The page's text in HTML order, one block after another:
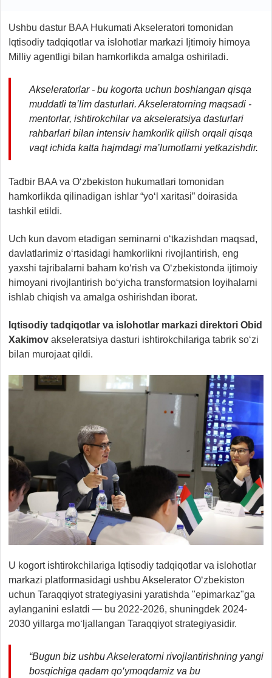
Ushbu dastur BAA Hukumati Akseleratori tomonidan
Iqtisodiy tadqiqotlar va islohotlar markazi Ijtimoiy himoya
Milliy agentligi bilan hamkorlikda amalga oshiriladi.
Akseleratorlar - bu kogorta uchun boshlangan qisqa
muddatli ta’lim dasturlari. Akseleratorning maqsadi -
mentorlar, ishtirokchilar va akseleratsiya dasturlari
rahbarlari bilan intensiv hamkorlik qilish orqali qisqa
vaqt ichida katta hajmdagi ma’lumotlarni yetkazishdir.
Tadbir BAA va O‘zbekiston hukumatlari tomonidan
hamkorlikda qilinadigan ishlar “yo‘l xaritasi” doirasida
tashkil etildi.
Uch kun davom etadigan seminarni o‘tkazishdan maqsad,
davlatlarimiz o‘rtasidagi hamkorlikni rivojlantirish, eng
yaxshi tajribalarni baham ko‘rish va O‘zbekistonda ijtimoiy
himoyani rivojlantirish bo‘yicha transformatsion loyihalarni
ishlab chiqish va amalga oshirishdan iborat.
Iqtisodiy tadqiqotlar va islohotlar markazi direktori Obid
Xakimov akseleratsiya dasturi ishtirokchilariga tabrik so‘zi
bilan murojaat qildi.
U kogort ishtirokchilariga Iqtisodiy tadqiqotlar va islohotlar
markazi platformasidagi ushbu Akselerator O‘zbekiston
uchun Taraqqiyot strategiyasini yaratishda "epimarkaz"ga
aylanganini eslatdi — bu 2022-2026, shuningdek 2024-
2030 yillarga mo‘ljallangan Taraqqiyot strategiyasidir.
“Bugun biz ushbu Akseleratorni rivojlantirishning yangi
bosqichiga qadam qo‘ymoqdamiz va bu